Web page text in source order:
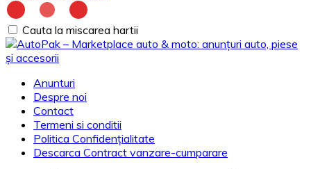
Cauta la miscarea hartii
Anunturi
Despre noi
Contact
Termeni si conditii
Politica Confidențialitate
Descarca Contract vanzare-cumparare